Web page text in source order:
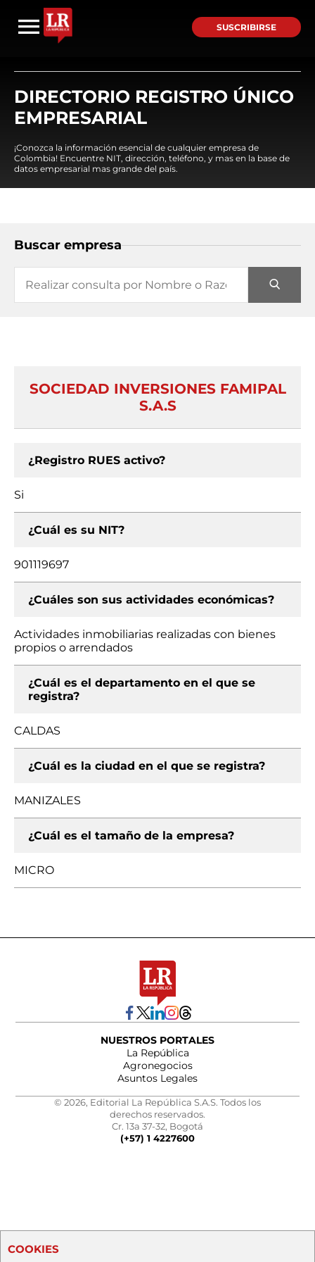
SUSCRIBIRSE
DIRECTORIO REGISTRO ÚNICO
EMPRESARIAL
¡Conozca la información esencial de cualquier empresa de
Colombia! Encuentre NIT, dirección, teléfono, y mas en la base de
datos empresarial mas grande del país.
Buscar empresa
SOCIEDAD INVERSIONES FAMIPAL
S.A.S
¿Registro RUES activo?
Si
¿Cuál es su NIT?
901119697
¿Cuáles son sus actividades económicas?
Actividades inmobiliarias realizadas con bienes
propios o arrendados
¿Cuál es el departamento en el que se
registra?
CALDAS
¿Cuál es la ciudad en el que se registra?
MANIZALES
¿Cuál es el tamaño de la empresa?
MICRO
NUESTROS PORTALES
La República
Agronegocios
Asuntos Legales
© 2026, Editorial La República S.A.S. Todos los
derechos reservados.
Cr. 13a 37-32, Bogotá
(+57) 1 4227600
COOKIES